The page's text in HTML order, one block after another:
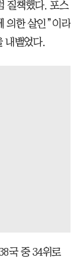
질책했다. 포스
의한 살인”이라
내뱉었다.
국 중 34위로